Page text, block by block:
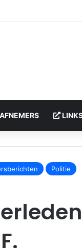
tijdens controle |
AFNEMERS
Politie